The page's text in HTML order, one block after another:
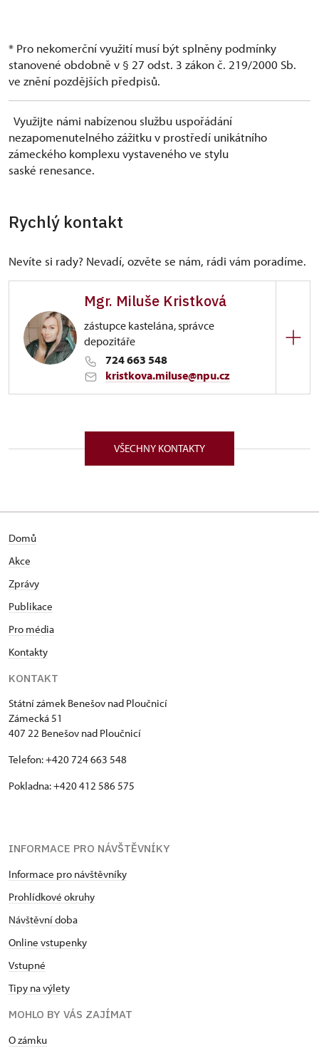
* Pro nekomerční využití musí být splněny podmínky
stanovené obdobně v § 27 odst. 3 zákon č. 219/2000 Sb.
ve znění pozdějších předpisů.
Využijte námi nabízenou službu uspořádání
nezapomenutelného zážitku v prostředí unikátního
zámeckého komplexu vystaveného ve stylu
saské renesance.
Rychlý kontakt
Nevíte si rady? Nevadí, ozvěte se nám, rádi vám poradíme.
Mgr. Miluše Kristková
zástupce kastelána, správce
depozitáře
724 663 548
kristkova.miluse@npu.cz
Zámecká 51/, Benešov nad Ploučnicí 40722
VŠECHNY KONTAKTY
Domů
Akce
Zprávy
Publikace
Pro média
Kontakty
KONTAKT
Státní zámek Benešov nad Ploučnicí
Zámecká 51
407 22 Benešov nad Ploučnicí
Telefon: +420 724 663 548
Pokladna: +420 412 586 575
INFORMACE PRO NÁVŠTĚVNÍKY
Informace pro návštěvníky
Prohlídkové okruhy
Návštěvní doba
Online vstupenky
Vstupné
Tipy na výlety
MOHLO BY VÁS ZAJÍMAT
O zámku